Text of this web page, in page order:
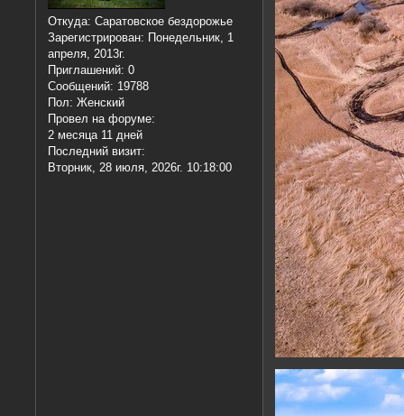
Откуда: Саратовское бездорожье
Зарегистрирован: Понедельник, 1
апреля, 2013г.
Приглашений: 0
Сообщений: 19788
Пол: Женский
Провел на форуме:
2 месяца 11 дней
Последний визит:
Вторник, 28 июля, 2026г. 10:18:00